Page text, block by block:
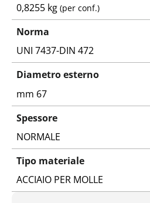
0,8255 kg(per conf.)
Norma
UNI 7437-DIN 472
Diametro esterno
mm 67
Spessore
NORMALE
Tipo materiale
ACCIAIO PER MOLLE